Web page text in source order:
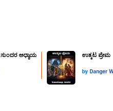
ಅಧ್ಯಾಯ ಉತ್ಕಟ ಪ್ರೇಮ
by Danger